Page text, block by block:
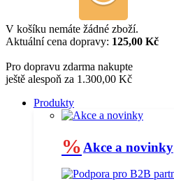
V košíku nemáte žádné zboží.
Aktuální cena dopravy: 125,00 Kč
Pro dopravu zdarma nakupte
ještě alespoň za 1.300,00 Kč
Produkty
% Akce a novinky